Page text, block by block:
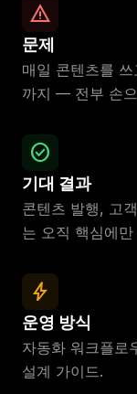
warning
문제
매일 콘텐츠를
까지 — 전부 손
check_circle
기대 결과
콘텐츠 발행, 고
는 오직 핵심에
bolt
운영 방식
자동화 워크플로
설계 가이드.